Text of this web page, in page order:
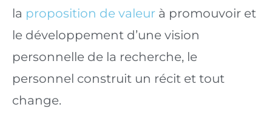
la proposition de valeur à promouvoir et
le développement d’une vision
personnelle de la recherche, le
personnel construit un récit et tout
change.